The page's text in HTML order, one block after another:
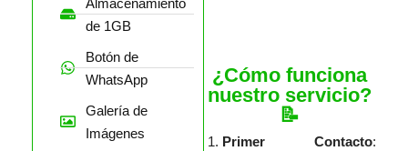
de 1GB
Botón de
WhatsApp
Galería de
Imágenes
¿Cómo funciona
nuestro servicio?
📝
Primer Contacto: